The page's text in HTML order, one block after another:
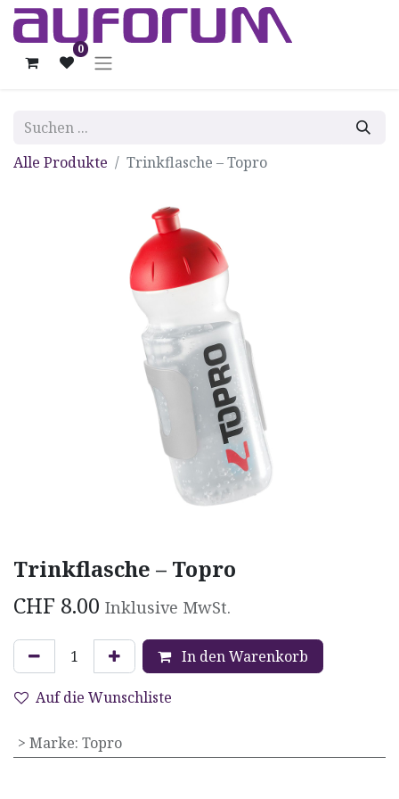
0
Alle Produkte Trinkflasche – Topro
Trinkflasche – Topro
CHF 8.00 Inklusive MwSt.
In den Warenkorb
Auf die Wunschliste
> Marke: Topro